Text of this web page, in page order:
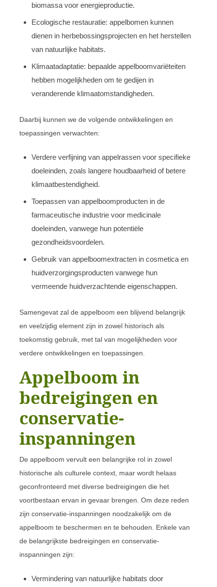
biomassa voor energieproductie.
Ecologische restauratie: appelbomen kunnen
dienen in herbebossingsprojecten en het herstellen
van natuurlijke habitats.
Klimaatadaptatie: bepaalde appelboomvariëteiten
hebben mogelijkheden om te gedijen in
veranderende klimaatomstandigheden.
Daarbij kunnen we de volgende ontwikkelingen en
toepassingen verwachten:
Verdere verfijning van appelrassen voor specifieke
doeleinden, zoals langere houdbaarheid of betere
klimaatbestendigheid.
Toepassen van appelboomproducten in de
farmaceutische industrie voor medicinale
doeleinden, vanwege hun potentiële
gezondheidsvoordelen.
Gebruik van appelboomextracten in cosmetica en
huidverzorgingsproducten vanwege hun
vermeende huidverzachtende eigenschappen.
Samengevat zal de appelboom een blijvend belangrijk
en veelzijdig element zijn in zowel historisch als
toekomstig gebruik, met tal van mogelijkheden voor
verdere ontwikkelingen en toepassingen.
Appelboom in
bedreigingen en
conservatie-
inspanningen
De appelboom vervult een belangrijke rol in zowel
historische als culturele context, maar wordt helaas
geconfronteerd met diverse bedreigingen die het
voortbestaan ervan in gevaar brengen. Om deze reden
zijn conservatie-inspanningen noodzakelijk om de
appelboom te beschermen en te behouden. Enkele van
de belangrijkste bedreigingen en conservatie-
inspanningen zijn:
Vermindering van natuurlijke habitats door